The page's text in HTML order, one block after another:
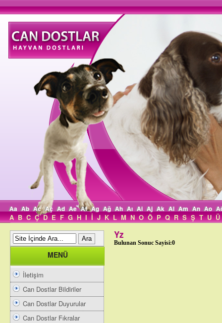
Aa Ab Ac Aç Ad Ae Af Ag Ağ Ah Aı Ai Aj Ak Al Am An Ao
A B C Ç D E F G H I İ J K L M N O Ö P Q R S Ş T U Ü
MENÜ
İletişim
Can Dostlar Bildiriler
Can Dostlar Duyurular
Can Dostlar Fıkralar
Yz
Bulunan Sonuc Sayisi:0